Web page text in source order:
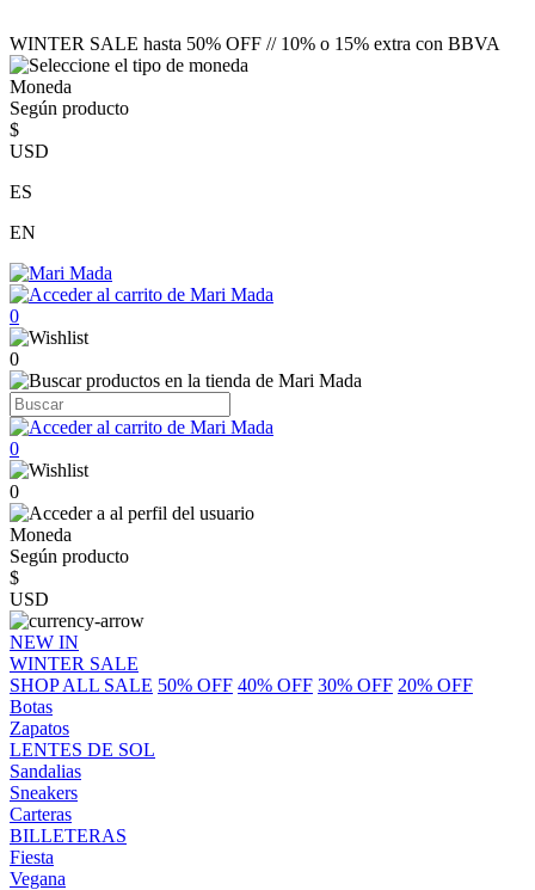
WINTER SALE hasta 50% OFF // 10% o 15% extra con BBVA
Moneda
Según producto
$
USD
ES
EN
0
0
0
0
Moneda
Según producto
$
USD
NEW IN
WINTER SALE
SHOP ALL SALE 50% OFF 40% OFF 30% OFF 20% OFF
Botas
Zapatos
LENTES DE SOL
Sandalias
Sneakers
Carteras
BILLETERAS
Fiesta
Vegana